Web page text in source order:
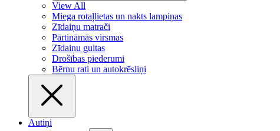
View All
Miega rotaļlietas un nakts lampiņas
Zīdaiņu matrači
Pārtināmās virsmas
Zīdaiņu gultas
Drošības piederumi
Bērnu rati un autokrēsliņi
Autiņi